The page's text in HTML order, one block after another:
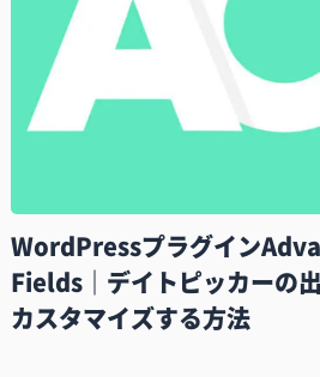
WordPressプラグイン
Fields｜デイトピッカーの
カスタマイズする方法